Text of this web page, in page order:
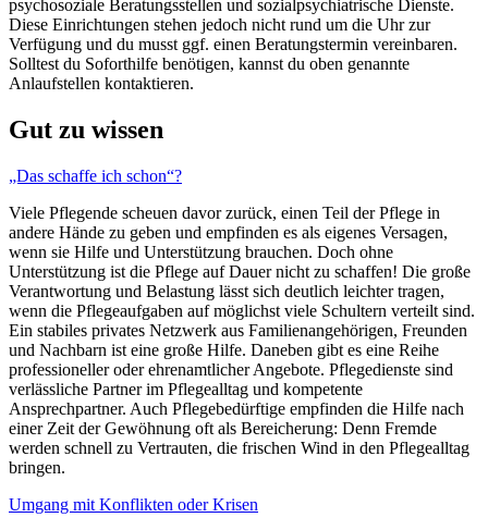
psychosoziale Beratungsstellen und sozialpsychiatrische Dienste.
Diese Einrichtungen stehen jedoch nicht rund um die Uhr zur
Verfügung und du musst ggf. einen Beratungstermin vereinbaren.
Solltest du Soforthilfe benötigen, kannst du oben genannte
Anlaufstellen kontaktieren.
Gut zu wissen
„Das schaffe ich schon“?
Viele Pflegende scheuen davor zurück, einen Teil der Pflege in
andere Hände zu geben und empfinden es als eigenes Versagen,
wenn sie Hilfe und Unterstützung brauchen. Doch ohne
Unterstützung ist die Pflege auf Dauer nicht zu schaffen! Die große
Verantwortung und Belastung lässt sich deutlich leichter tragen,
wenn die Pflegeaufgaben auf möglichst viele Schultern verteilt sind.
Ein stabiles privates Netzwerk aus Familienangehörigen, Freunden
und Nachbarn ist eine große Hilfe. Daneben gibt es eine Reihe
professioneller oder ehrenamtlicher Angebote. Pflegedienste sind
verlässliche Partner im Pflegealltag und kompetente
Ansprechpartner. Auch Pflegebedürftige empfinden die Hilfe nach
einer Zeit der Gewöhnung oft als Bereicherung: Denn Fremde
werden schnell zu Vertrauten, die frischen Wind in den Pflegealltag
bringen.
Umgang mit Konflikten oder Krisen